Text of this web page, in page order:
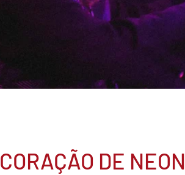
CORAÇÃO DE NEON